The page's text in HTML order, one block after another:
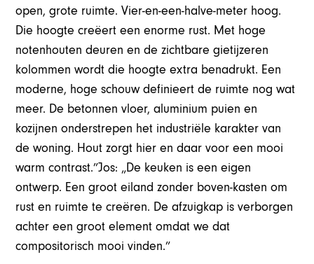
open, grote ruimte. Vier-en-een-halve-meter hoog.
Die hoogte creëert een enorme rust. Met hoge
notenhouten deuren en de zichtbare gietijzeren
kolommen wordt die hoogte extra benadrukt. Een
moderne, hoge schouw definieert de ruimte nog wat
meer. De betonnen vloer, aluminium puien en
kozijnen onderstrepen het industriële karakter van
de woning. Hout zorgt hier en daar voor een mooi
warm contrast.”Jos: „De keuken is een eigen
ontwerp. Een groot eiland zonder boven-kasten om
rust en ruimte te creëren. De afzuigkap is verborgen
achter een groot element omdat we dat
compositorisch mooi vinden.”